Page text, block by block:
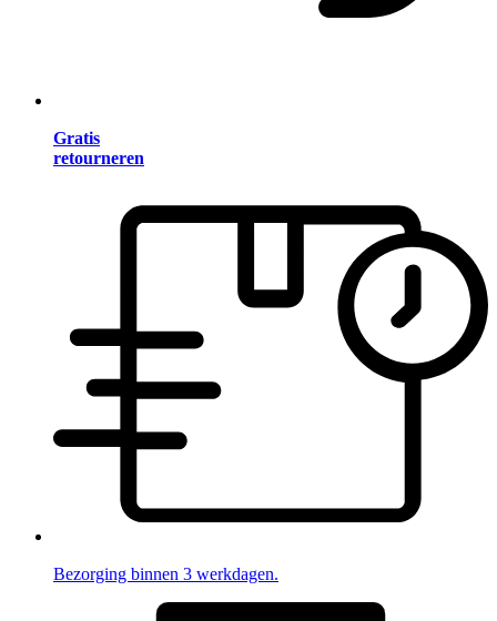
Gratis
retourneren
Bezorging binnen 3 werkdagen.